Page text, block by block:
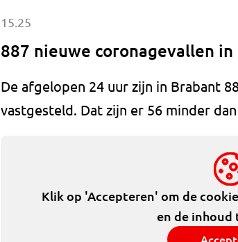
15.25
887 nieuwe coronagevallen
De afgelopen 24 uur zijn in Brabant
vastgesteld. Dat zijn er 56 minder
Klik op 'Accepteren' om de
en de inhoud